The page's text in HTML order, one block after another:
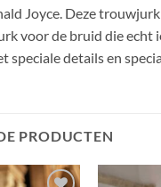
Joyce. Deze
voor de bruid die echt
speciale details en
PRODUCTEN